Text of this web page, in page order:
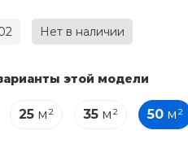
Нет в наличии
этой модели
25м² 35м² 50м²